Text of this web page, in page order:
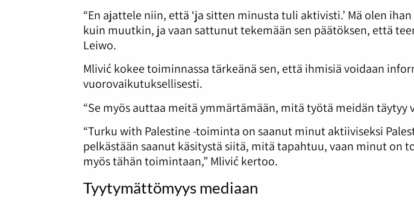
“En ajattele niin, että ‘ja sitten minusta tuli aktivisti.’ Mä olen
kuin muutkin, ja vaan sattunut tekemään sen päätöksen, että
Leiwo.
Mlivić kokee toiminnassa tärkeänä sen, että ihmisiä voidaan
vuorovaikutuksellisesti.
“Se myös auttaa meitä ymmärtämään, mitä työtä meidän täytyy
“Turku with Palestine -toiminta on saanut minut aktiiviseksi
pelkästään saanut käsitystä siitä, mitä tapahtuu, vaan minut on
myös tähän toimintaan,” Mlivić kertoo.
Tyytymättömyys mediaan